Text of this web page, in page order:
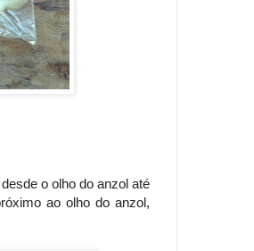
o olho do anzol até
ao olho do anzol,